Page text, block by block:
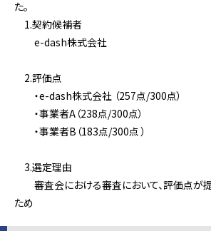
た。
1.契約候補者
e-dash株式会社
2.評価点
・e-dash株式会社 （257点/300点）
・事業者A（238点/300点）
・事業者B（183点/300点 ）
3.選定理由
審査会における審査において、評価点が
ため